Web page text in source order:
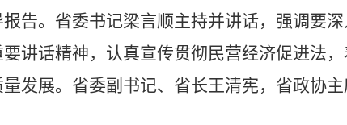
告。省委书记梁言顺主持并讲话，强调要
讲话精神，认真宣传贯彻民营经济促进法
发展。省委副书记、省长王清宪，省政协